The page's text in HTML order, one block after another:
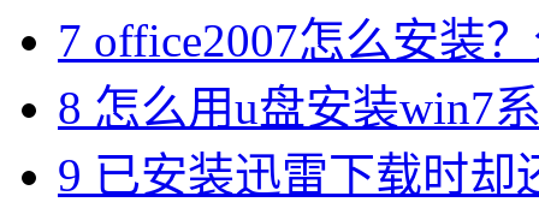
7 office2007怎么安装
8 怎么用u盘安装win7
9 已安装迅雷下载时却